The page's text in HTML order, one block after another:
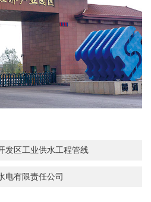
发区工业供水工程管线
电有限责任公司